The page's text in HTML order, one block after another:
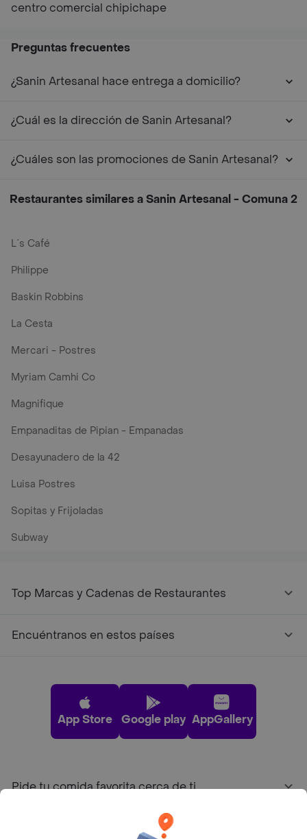
centro comercial chipichape
Preguntas frecuentes
¿Sanin Artesanal hace entrega a domicilio?
¿Cuál es la dirección de Sanin Artesanal?
¿Cuáles son las promociones de Sanin Artesanal?
Restaurantes similares a Sanin Artesanal - Comuna 2
L´s Café
Philippe
Baskin Robbins
La Cesta
Mercari - Postres
Myriam Camhi Co
Magnifique
Empanaditas de Pipian - Empanadas
Desayunadero de la 42
Luisa Postres
Sopitas y Frijoladas
Subway
Top Marcas y Cadenas de Restaurantes
Encuéntranos en estos países
App Store Google play AppGallery
Pide tu comida favorita cerca de ti